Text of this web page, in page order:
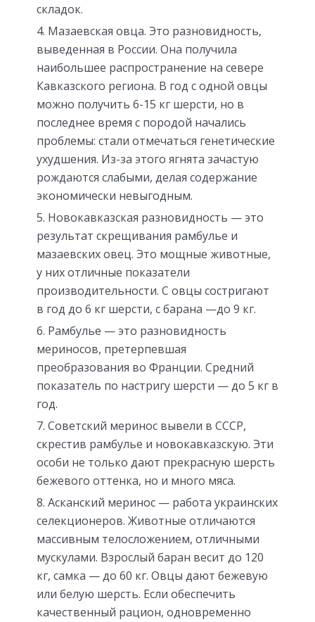
складок.
Мазаевская овца. Это разновидность,
выведенная в России. Она получила
наибольшее распространение на севере
Кавказского региона. В год с одной овцы
можно получить 6-15 кг шерсти, но в
последнее время с породой начались
проблемы: стали отмечаться генетические
ухудшения. Из-за этого ягнята зачастую
рождаются слабыми, делая содержание
экономически невыгодным.
Новокавказская разновидность — это
результат скрещивания рамбулье и
мазаевских овец. Это мощные животные,
у них отличные показатели
производительности. С овцы состригают
в год до 6 кг шерсти, с барана —до 9 кг.
Рамбулье — это разновидность
мериносов, претерпевшая
преобразования во Франции. Средний
показатель по настригу шерсти — до 5 кг в
год.
Советский меринос вывели в СССР,
скрестив рамбулье и новокавказскую. Эти
особи не только дают прекрасную шерсть
бежевого оттенка, но и много мяса.
Асканский меринос — работа украинских
селекционеров. Животные отличаются
массивным телосложением, отличными
мускулами. Взрослый баран весит до 120
кг, самка — до 60 кг. Овцы дают бежевую
или белую шерсть. Если обеспечить
качественный рацион, одновременно